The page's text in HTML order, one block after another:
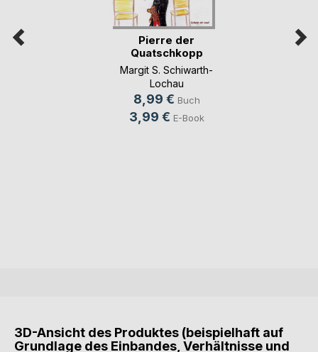
Pierre der
Quatschkopp
Margit S. Schiwarth-
Lochau
8,99 € Buch
3,99 € E-Book
3D-Ansicht des Produktes (beispielhaft auf
Grundlage des Einbandes, Verhältnisse und